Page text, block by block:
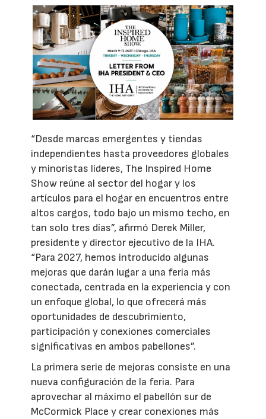
“Desde marcas emergentes y tiendas
independientes hasta proveedores globales
y minoristas líderes, The Inspired Home
Show reúne al sector del hogar y los
artículos para el hogar en encuentros entre
altos cargos, todo bajo un mismo techo, en
tan solo tres días”, afirmó Derek Miller,
presidente y director ejecutivo de la IHA.
“Para 2027, hemos introducido algunas
mejoras que darán lugar a una feria más
conectada, centrada en la experiencia y con
un enfoque global, lo que ofrecerá más
oportunidades de descubrimiento,
participación y conexiones comerciales
significativas en ambos pabellones”.
La primera serie de mejoras consiste en una
nueva configuración de la feria. Para
aprovechar al máximo el pabellón sur de
McCormick Place y crear conexiones más